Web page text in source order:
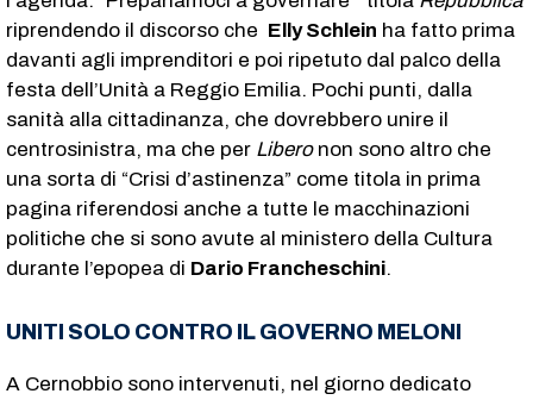
riprendendo il discorso che Elly Schlein ha fatto prima
davanti agli imprenditori e poi ripetuto dal palco della
festa dell’Unità a Reggio Emilia. Pochi punti, dalla
sanità alla cittadinanza, che dovrebbero unire il
centrosinistra, ma che per Liberonon sono altro che
una sorta di “Crisi d’astinenza” come titola in prima
pagina riferendosi anche a tutte le macchinazioni
politiche che si sono avute al ministero della Cultura
durante l’epopea di Dario Francheschini.
UNITI SOLO CONTRO IL GOVERNO MELONI
A Cernobbio sono intervenuti, nel giorno dedicato